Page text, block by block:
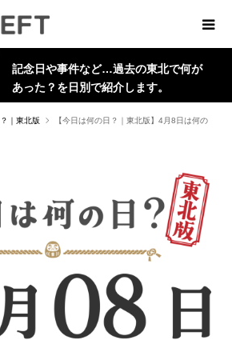
記念日や事件など…過去の東北で何が
あった？を日別で紹介します。
｜東北版
【今日は何の日？｜東北版】4月8日は何の